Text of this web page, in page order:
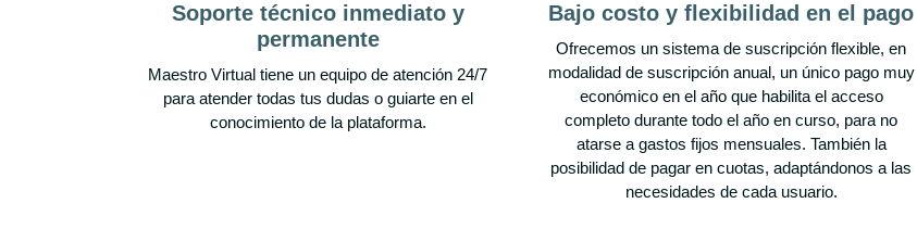
Soporte técnico inmediato y
permanente
Maestro Virtual tiene un equipo de atención 24/7
para atender todas tus dudas o guiarte en el
conocimiento de la plataforma.
Bajo costo y flexibilidad en el pago
Ofrecemos un sistema de suscripción flexible, en
modalidad de suscripción anual, un único pago muy
económico en el año que habilita el acceso
completo durante todo el año en curso, para no
atarse a gastos fijos mensuales. También la
posibilidad de pagar en cuotas, adaptándonos a las
necesidades de cada usuario.